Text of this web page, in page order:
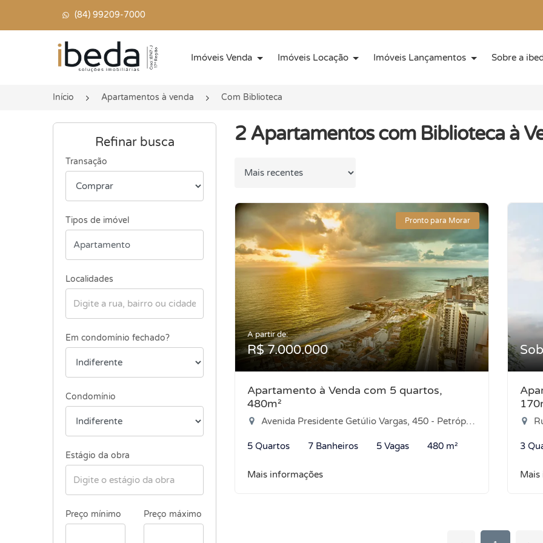
(84) 99209-7000
Página inicial
Imóveis Venda Imóveis Locação Imóveis Lançamentos Sobre a
Início Apartamentos à venda Com Biblioteca
Refinar busca
Transação
Tipos de imóvel
Localidades
Em condomínio fechado?
Condomínio
Estágio da obra
Preço mínimo Preço máximo
2 Apartamentos com Biblioteca à
Ordenar por
Pronto para Morar
A partir de:
R$ 7.000.000
Apartamento à Venda com 5 quartos,
480m²
Avenida Presidente Getúlio Vargas, 450 - Petrópolis, Natal-RN
5 Quartos 7 Banheiros 5 Vagas 480 m²
Mais informações
3
Mais